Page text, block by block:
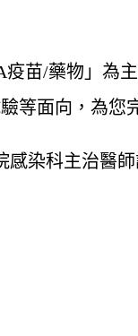
苗/藥物」
等面向，為您
染科主治醫